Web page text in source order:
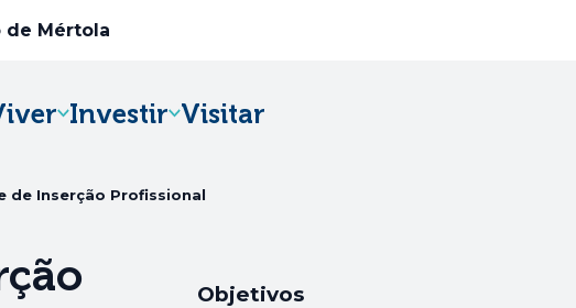
de Mértola
Investir Visitar
Abre num novo separador
de Inserção Profissional
Objetivos